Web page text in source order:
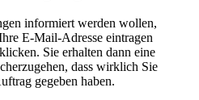
informiert werden wollen,
E-Mail-Adresse eintragen
Sie erhalten dann eine
dass wirklich Sie
gegeben haben.